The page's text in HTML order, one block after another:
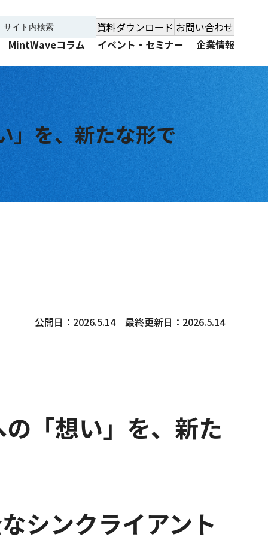
資料ダウンロード お問い合わせ
MintWaveコラム
イベント・セミナー 企業情報
」を、新たな形で
公開日：2026.5.14　最終更新日：2026.5.14
「想い」を、新た
シンクライアント